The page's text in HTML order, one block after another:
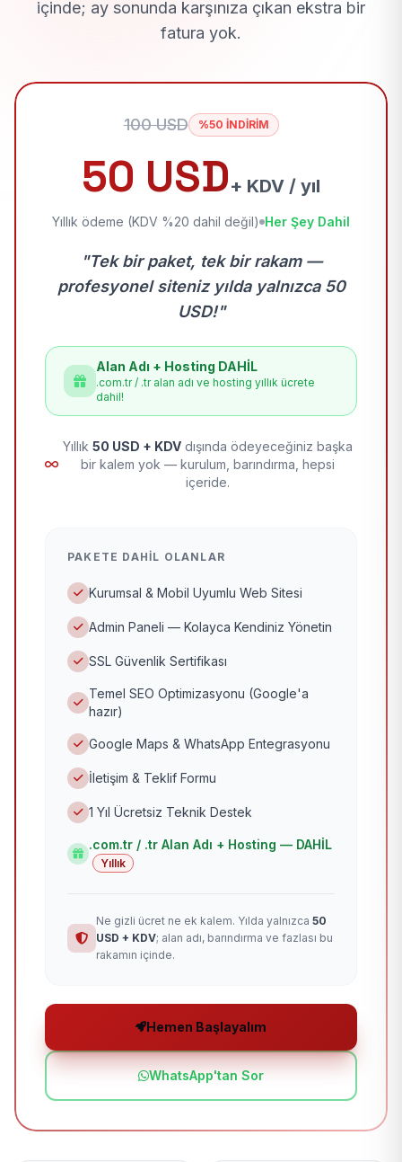
içinde; ay sonunda karşınıza çıkan ekstra bir
fatura yok.
100 USD %50 İNDİRİM
50 USD+ KDV / yıl
Yıllık ödeme (KDV %20 dahil değil) Her Şey Dahil
"Tek bir paket, tek bir rakam —
profesyonel siteniz yılda yalnızca 50
USD!"
Alan Adı + Hosting DAHİL
.com.tr / .tr alan adı ve hosting yıllık ücrete
dahil!
Yıllık 50 USD + KDV dışında ödeyeceğiniz başka
bir kalem yok — kurulum, barındırma, hepsi
içeride.
PAKETE DAHIL OLANLAR
Kurumsal & Mobil Uyumlu Web Sitesi
Admin Paneli — Kolayca Kendiniz Yönetin
SSL Güvenlik Sertifikası
Temel SEO Optimizasyonu (Google'a
hazır)
Google Maps & WhatsApp Entegrasyonu
İletişim & Teklif Formu
1 Yıl Ücretsiz Teknik Destek
.com.tr / .tr Alan Adı + Hosting — DAHİL
Yıllık
Ne gizli ücret ne ek kalem. Yılda yalnızca 50
USD + KDV; alan adı, barındırma ve fazlası bu
rakamın içinde.
Hemen Başlayalım
WhatsApp'tan Sor